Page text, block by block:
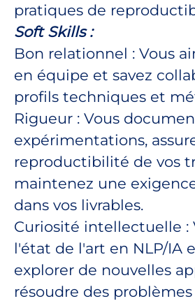
pratiques de
Soft Skills :
Bon relationnel : Vous
en équipe et savez
profils techniques et
Rigueur : Vous
expérimentations,
reproductibilité de vos
maintenez une
dans vos livrables.
Curiosité intellectuelle :
l'état de l'art en NLP/IA
explorer de nouvelles
résoudre des